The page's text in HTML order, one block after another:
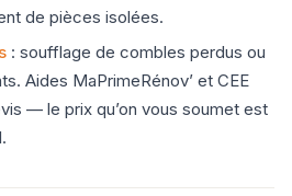
de pièces isolées.
: soufflage de combles perdus ou
Aides MaPrimeRénov’ et CEE
— le prix qu’on vous soumet est